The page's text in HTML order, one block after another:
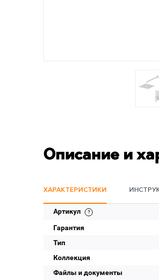
Описание и
ХАРАКТЕРИСТИКИ
Артикул
Гарантия
Тип
Коллекция
Файлы и документы